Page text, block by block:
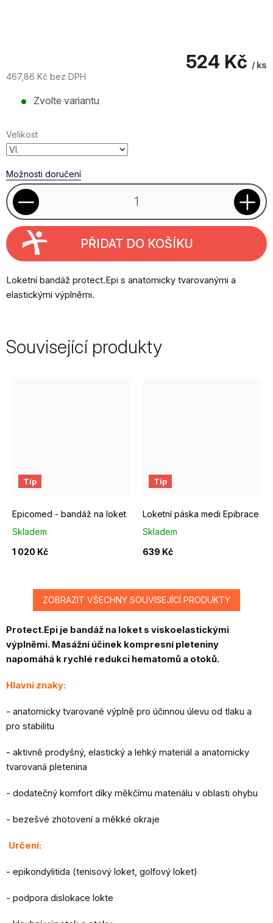
524 Kč / ks
467,86 Kč bez DPH
cena:
Zvolte variantu
Velikost
Možnosti doručení
PŘIDAT DO KOŠÍKU
Loketní bandáž protect.Epi s anatomicky tvarovanými a
elastickými výplněmi.
Související produkty
Tip
Epicomed - bandáž na loket
Skladem
1 020 Kč
Tip
Loketní páska medi Epibrace
Skladem
639 Kč
ZOBRAZIT VŠECHNY SOUVISEJÍCÍ PRODUKTY
Protect.Epi je bandáž na loket s viskoelastickými
výplněmi. Masážní účinek kompresní pleteniny
napomáhá k rychlé redukci hematomů a otoků.
Hlavní znaky:
- anatomicky tvarované výplně pro účinnou úlevu od tlaku a
pro stabilitu
- aktivně prodyšný, elastický a lehký materiál a anatomicky
tvarovaná pletenina
- dodatečný komfort díky měkčímu materiálu v oblasti ohybu
- bezešvé zhotovení a měkké okraje
Určení:
- epikondylitida (tenisový loket, golfový loket)
- podpora dislokace lokte